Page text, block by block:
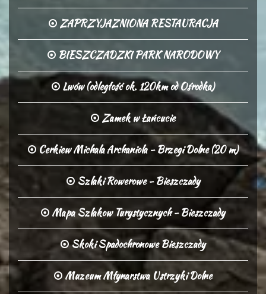
ZAPRZYJAZNIONA RESTAURACJA
BIESZCZADZKI PARK NARODOWY
Lwów (odległość ok. 120km od Ośrodka)
Zamek w Łańcucie
Cerkiew Michala Archaniola - Brzegi Dolne (20 m)
Szlaki Rowerowe - Bieszczady
Mapa Szlakow Turystycznych - Bieszczady
Skoki Spadochronowe Bieszczady
Muzeum Młynarstwa Ustrzyki Dolne